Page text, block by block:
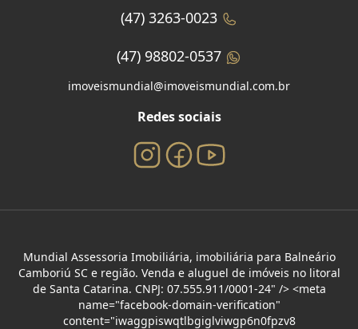
(47) 3263-0023
(47) 98802-0537
imoveismundial@imoveismundial.com.br
Redes sociais
Mundial Assessoria Imobiliária, imobiliária para Balneário
Camboriú SC e região. Venda e aluguel de imóveis no litoral
de Santa Catarina. CNPJ: 07.555.911/0001-24" /> <meta
name="facebook-domain-verification"
content="iwaggpiswqtlbgiglviwgp6n0fpzv8